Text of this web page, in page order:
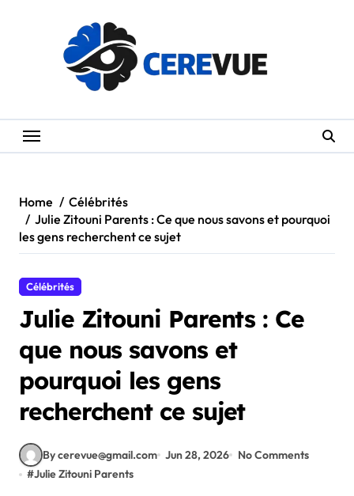
Home
Célébrités
Julie Zitouni Parents : Ce que nous savons et pourquoi
les gens recherchent ce sujet
Célébrités
Julie Zitouni Parents : Ce
que nous savons et
pourquoi les gens
recherchent ce sujet
By cerevue@gmail.com Jun 28, 2026
No Comments
#Julie Zitouni Parents